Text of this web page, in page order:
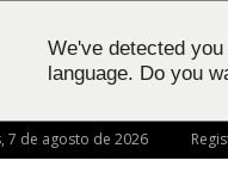
We've detected
language. Do you
7 de agosto de 2026